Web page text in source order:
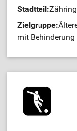
Stadtteil:
Zielgruppe:
mit Behinderung